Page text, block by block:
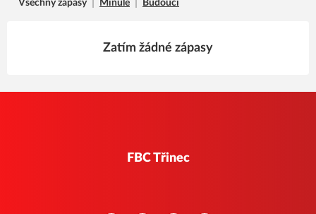
Všechny zápasy Minulé Budoucí
Zatím žádné zápasy
FBC Třinec